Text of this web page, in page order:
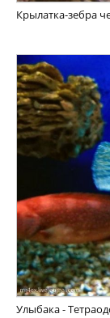
Крылатка-зебра
Улыбака -